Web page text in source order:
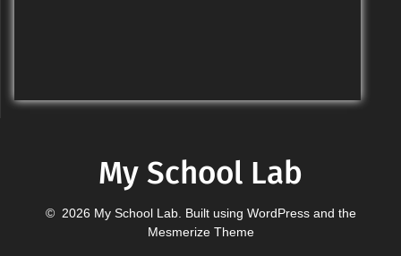
My School Lab
© 2026 My School Lab. Built using WordPress and the
Mesmerize Theme